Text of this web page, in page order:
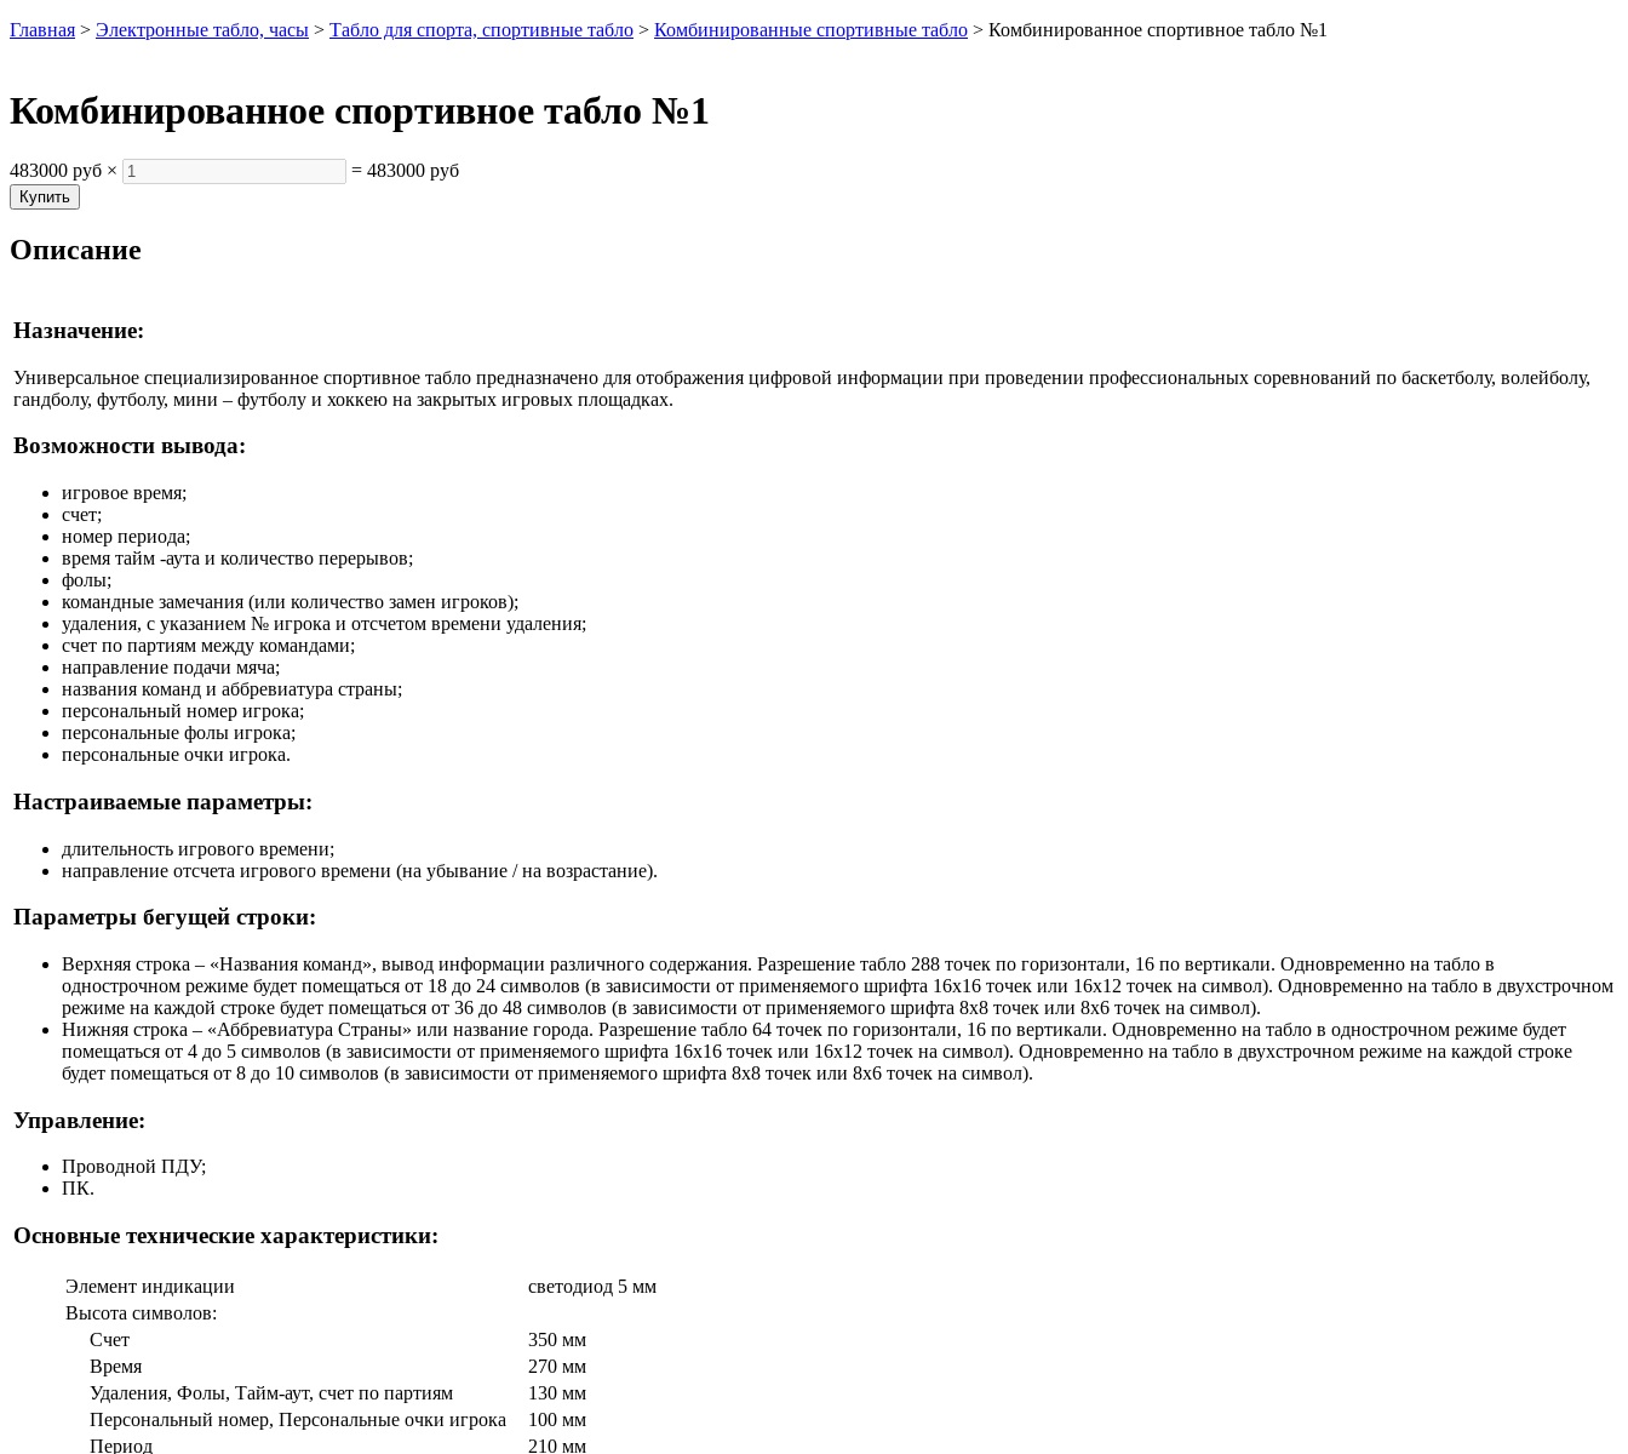
Главная > Электронные табло, часы > Табло для спорта, спортивные табло > Комбинированные спортивные табло > Комбинированное спортивное табло №1
Комбинированное спортивное табло №1
483000 руб × = 483000 руб
Описание
Назначение:
Универсальное специализированное спортивное табло предназначено для отображения цифровой информации при проведении профессиональных соревнований по баскетболу, волейболу,
гандболу, футболу, мини – футболу и хоккею на закрытых игровых площадках.
Возможности вывода:
игровое время;
счет;
номер периода;
время тайм -аута и количество перерывов;
фолы;
командные замечания (или количество замен игроков);
удаления, с указанием № игрока и отсчетом времени удаления;
счет по партиям между командами;
направление подачи мяча;
названия команд и аббревиатура страны;
персональный номер игрока;
персональные фолы игрока;
персональные очки игрока.
Настраиваемые параметры:
длительность игрового времени;
направление отсчета игрового времени (на убывание / на возрастание).
Параметры бегущей строки:
Верхняя строка – «Названия команд», вывод информации различного содержания. Разрешение табло 288 точек по горизонтали, 16 по вертикали. Одновременно на табло в
однострочном режиме будет помещаться от 18 до 24 символов (в зависимости от применяемого шрифта 16х16 точек или 16х12 точек на символ). Одновременно на табло в двухстрочном
режиме на каждой строке будет помещаться от 36 до 48 символов (в зависимости от применяемого шрифта 8х8 точек или 8х6 точек на символ).
Нижняя строка – «Аббревиатура Страны» или название города. Разрешение табло 64 точек по горизонтали, 16 по вертикали. Одновременно на табло в однострочном режиме будет
помещаться от 4 до 5 символов (в зависимости от применяемого шрифта 16х16 точек или 16х12 точек на символ). Одновременно на табло в двухстрочном режиме на каждой строке
будет помещаться от 8 до 10 символов (в зависимости от применяемого шрифта 8х8 точек или 8х6 точек на символ).
Управление:
Проводной ПДУ;
ПК.
Основные технические характеристики:
Элемент индикации
светодиод 5 мм
Высота символов:
Счет
350 мм
Время
270 мм
Удаления, Фолы, Тайм-аут, счет по партиям
130 мм
Персональный номер, Персональные очки игрока
100 мм
Период
210 мм